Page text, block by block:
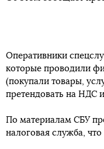
Оперативники
которые проводили
(покупали товары,
претендовать на НДС
По материалам СБУ
налоговая служба,